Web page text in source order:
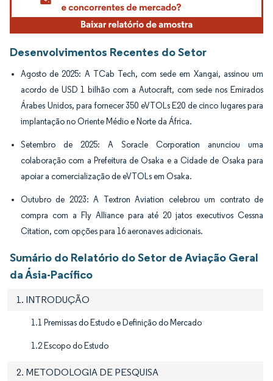
Desenvolvimentos Recentes do Setor
Agosto de 2025: A TCab Tech, com sede em Xangai, assinou um
acordo de USD 1 bilhão com a Autocraft, com sede nos Emirados
Árabes Unidos, para fornecer 350 eVTOLs E20 de cinco lugares para
implantação no Oriente Médio e Norte da África.
Setembro de 2025: A Soracle Corporation anunciou uma
colaboração com a Prefeitura de Osaka e a Cidade de Osaka para
apoiar a comercialização de eVTOLs em Osaka.
Outubro de 2023: A Textron Aviation celebrou um contrato de
compra com a Fly Alliance para até 20 jatos executivos Cessna
Citation, com opções para 16 aeronaves adicionais.
Sumário do Relatório do Setor de Aviação Geral
da Ásia-Pacífico
1. INTRODUÇÃO
1.1 Premissas do Estudo e Definição do Mercado
1.2 Escopo do Estudo
2. METODOLOGIA DE PESQUISA